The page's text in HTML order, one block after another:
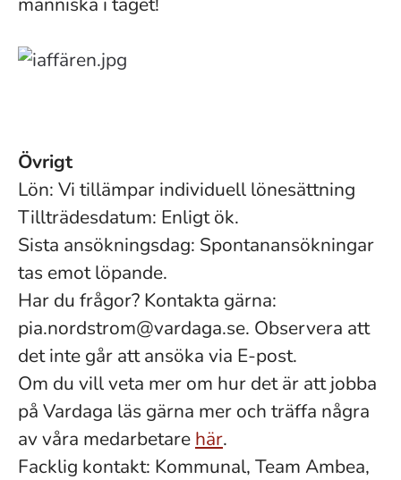
Övrigt
Lön: Vi tillämpar individuell lönesättning
Tillträdesdatum: Enligt ök.
Sista ansökningsdag: Spontanansökningar
tas emot löpande.
Har du frågor? Kontakta gärna:
pia.nordstrom@vardaga.se. Observera att
det inte går att ansöka via E-post.
Om du vill veta mer om hur det är att jobba
på Vardaga läs gärna mer och träffa några
av våra medarbetare här.
Facklig kontakt: Kommunal, Team Ambea,